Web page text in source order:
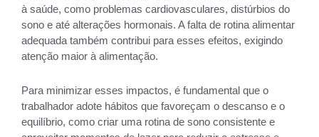
à saúde, como problemas cardiovasculares, distúrbios do
sono e até alterações hormonais. A falta de rotina alimentar
adequada também contribui para esses efeitos, exigindo
atenção maior à alimentação.
Para minimizar esses impactos, é fundamental que o
trabalhador adote hábitos que favoreçam o descanso e o
equilíbrio, como criar uma rotina de sono consistente e